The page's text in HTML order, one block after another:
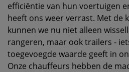
efficiëntie van hun voertuigen
heeft ons weer verrast. Met de
kunnen we nu niet alleen
rangeren, maar ook trailers -
toegevoegde waarde geeft in
Onze chauffeurs hebben de